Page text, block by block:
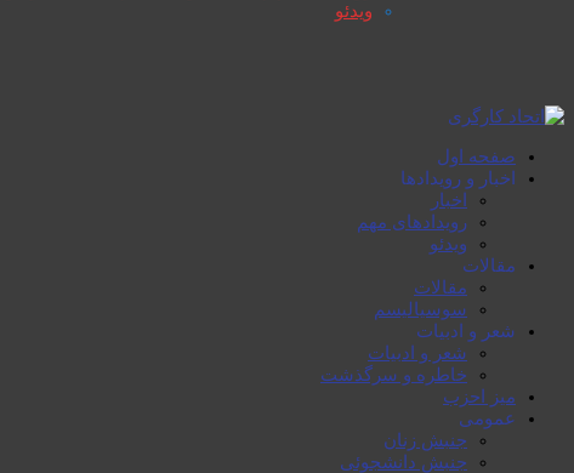
ویدئو
صفحە اول
اخبار و رویدادها
اخبار
رویدادهای مهم
ویدئو
مقالات
مقالات
سوسیالیسم
شعر و ادبیات
شعر و ادبیات
خاطرە و سرگذشت
میز احزب
عمومی
جنبش زنان
جنبش دانشجوئی